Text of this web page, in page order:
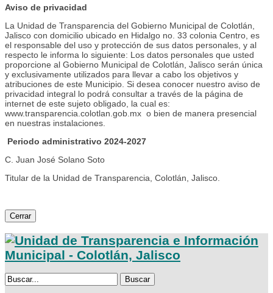
Aviso de privacidad
La Unidad de Transparencia del Gobierno Municipal de Colotlán,
Jalisco con domicilio ubicado en Hidalgo no. 33 colonia Centro, es
el responsable del uso y protección de sus datos personales, y al
respecto le informa lo siguiente: Los datos personales que usted
proporcione al Gobierno Municipal de Colotlán, Jalisco serán única
y exclusivamente utilizados para llevar a cabo los objetivos y
atribuciones de este Municipio. Si desea conocer nuestro aviso de
privacidad integral lo podrá consultar a través de la página de
internet de este sujeto obligado, la cual es:
www.transparencia.colotlan.gob.mx o bien de manera presencial
en nuestras instalaciones.
Periodo administrativo 2024-2027
C. Juan José Solano Soto
Titular de la Unidad de Transparencia, Colotlán, Jalisco.
Cerrar
Buscar